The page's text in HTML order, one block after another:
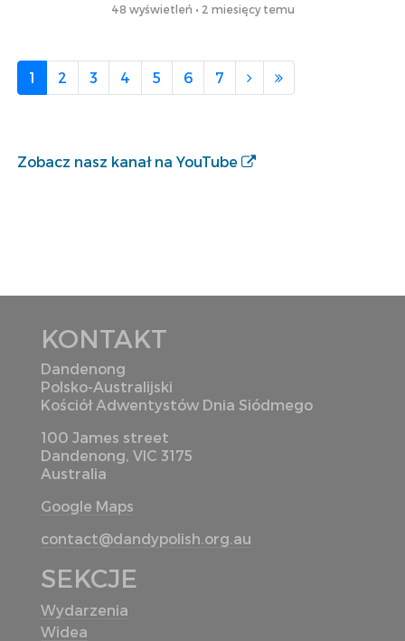
48 wyświetleń • 2 miesięcy temu
1 2 3 4 5 6 7
Zobacz nasz kanał na YouTube
KONTAKT
Dandenong
Polsko-Australijski
Kościół Adwentystów Dnia Siódmego
100 James street
Dandenong, VIC 3175
Australia
Google Maps
contact@dandypolish.org.au
SEKCJE
Wydarzenia
Widea